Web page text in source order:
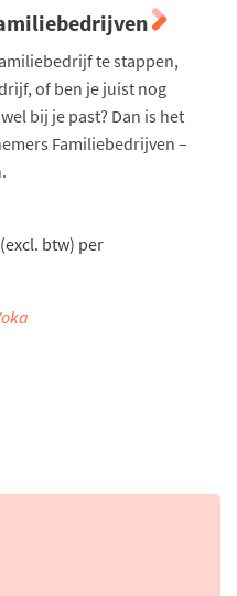
te stappen,
of ben je juist nog
bij je past? Dan is het
Familiebedrijven –
btw) per